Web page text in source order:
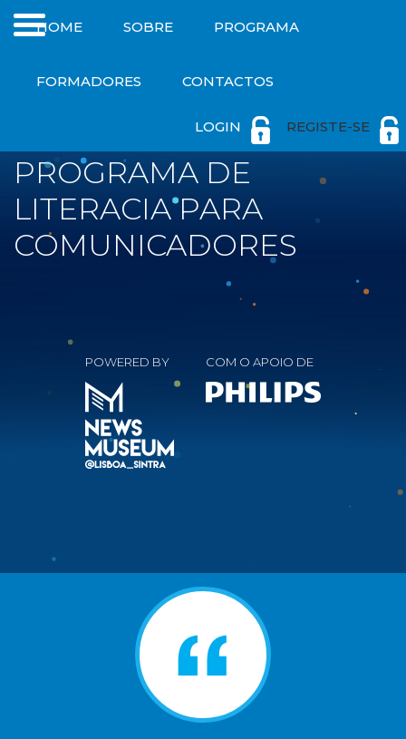
HOME SOBRE PROGRAMA
FORMADORES CONTACTOS
LOGIN REGISTE-SE
Tecnologia e Tendências em
PROGRAMA DE
LITERACIA PARA
COMUNICADORES
POWERED BY COM O APOIO DE